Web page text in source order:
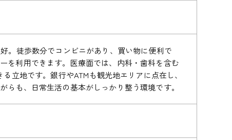
。徒歩数分でコンビニがあり、買い物に便利で
を利用できます。医療面では、内科・歯科を含む
立地です。銀行やATMも観光地エリアに点在し、
も、日常生活の基本がしっかり整う環境です。